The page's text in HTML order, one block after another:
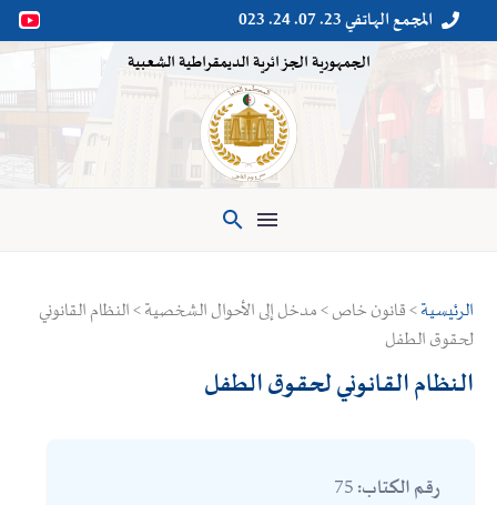

 المجمع الهاتفي 23. 07. 24. 023
الجمهورية الجزائرية الديمقراطية الشعبية

الرئيسية> قانون خاص > مدخل إلى الأحوال الشخصية > النظام القانوني
لحقوق الطفل
النظام القانوني لحقوق الطفل
رقم الكتاب: